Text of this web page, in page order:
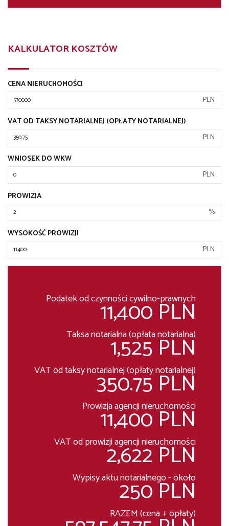
KALKULATOR KOSZTÓW
CENA NIERUCHOMOŚCI
PLN
VAT OD TAKSY NOTARIALNEJ (OPŁATY NOTARIALNEJ)
PLN
WNIOSEK DO WKW
PLN
PROWIZJA
%
WYSOKOŚĆ PROWIZJI
PLN
Podatek od czynności cywilno-prawnych
11,400 PLN
Taksa notarialna (opłata notarialna)
1,525 PLN
VAT od taksy notarialnej (opłaty notarialnej)
350.75 PLN
Prowizja agencji nieruchomości
11,400 PLN
VAT od prowizji agencji nieruchomości
2,622 PLN
Wypisy aktu notarialnego - około
250 PLN
RAZEM (cena + opłaty)